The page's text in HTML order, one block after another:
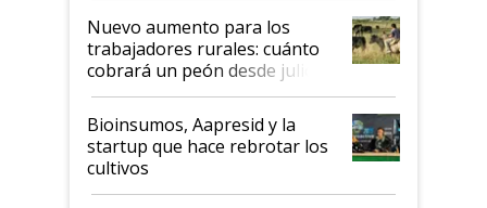
Nuevo aumento para los
trabajadores rurales: cuánto
cobrará un peón desde julio
Bioinsumos, Aapresid y la
startup que hace rebrotar los
cultivos